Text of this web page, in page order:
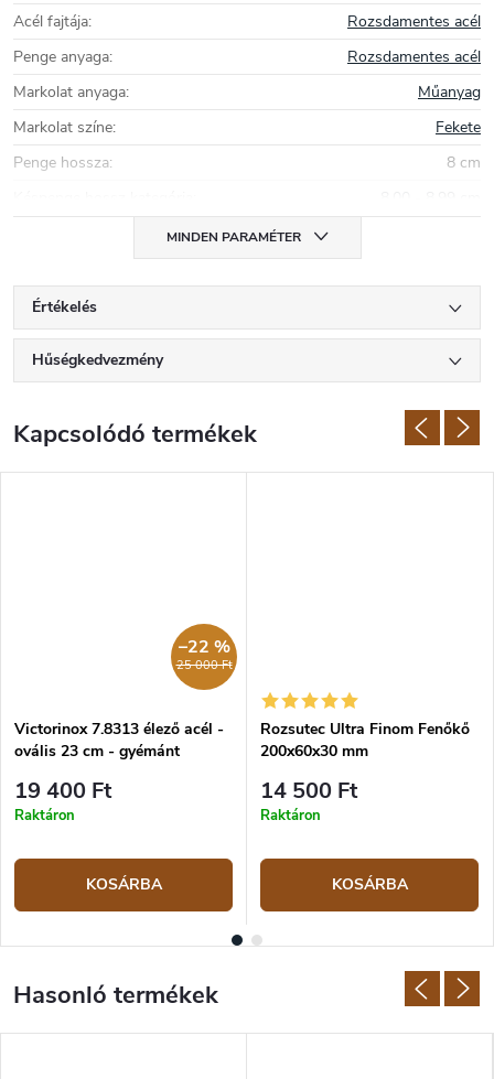
Victorinox svájci bicskák
56 HRC keménységűre edzett
rozsdamentes acélból készülnek. Az olyan szerszámok, mint a
fűrész, az olló és a körömreszelő 53 HRC, a csavarhúzó, a
konzervnyitó és a csákány 52 HRC, a dugóhúzó pedig 49 HRC.
Acél fajtája:
Rozsdamentes acél
Penge anyaga:
Rozsdamentes acél
Markolat anyaga:
Műanyag
Markolat színe:
Fekete
Penge hossza:
8 cm
MINDEN PARAMÉTER
Értékelés
Hűségkedvezmény
Kapcsolódó termékek
25 000 Ft
–22 %
Victorinox 7.8313 élező acél -
ovális 23 cm - gyémánt
19 400 Ft
Raktáron
KOSÁRBA
Rozsutec Ultra Finom Fenőkő
200x60x30 mm
14 500 Ft
Raktáron
KOSÁRBA